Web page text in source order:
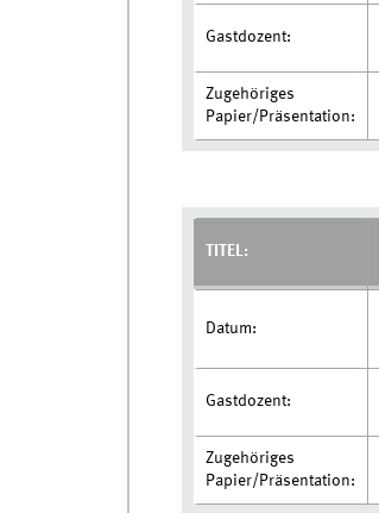
Gastdozent:
Zugehöriges
Papier/Präsentation:
TITEL:
Datum:
Gastdozent:
Zugehöriges
Papier/Präsentation: